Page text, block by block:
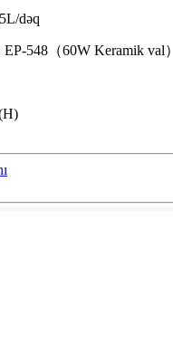
dəq
548（60W Keramik val）